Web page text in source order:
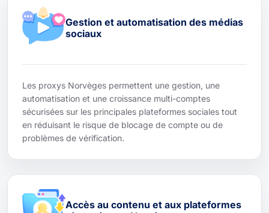
Gestion et automatisation des médias
sociaux
Les proxys Norvèges permettent une gestion, une
automatisation et une croissance multi-comptes
sécurisées sur les principales plateformes sociales tout
en réduisant le risque de blocage de compte ou de
problèmes de vérification.
Accès au contenu et aux plateformes